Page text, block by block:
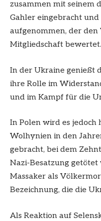
zusammen mit seinem
Gahler eingebracht
aufgenommen, der
Mitgliedschaft bewertet.
In der Ukraine genießt
ihre Rolle im
und im Kampf für die
In Polen wird es jedoch
Wolhynien in den
gebracht, bei dem
Nazi-Besatzung
Massaker als
Bezeichnung, die die
Als Reaktion auf